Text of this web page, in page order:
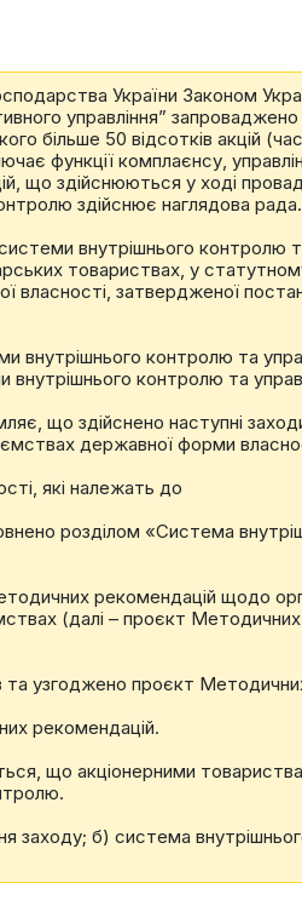
України Законом
управління”
більше 50 відсотків акцій
функції комплаєнсу,
що здійснюються у ході
здійснює наглядова рада.
внутрішнього контролю
товариствах, у статутному
власності, затвердженої
внутрішнього контролю та
внутрішнього контролю та
що здійснено наступні
державної форми
які належать до
розділом «Система
рекомендацій щодо
(далі – проєкт
та узгоджено проєкт
рекомендацій.
що акціонерними
заходу; б) система